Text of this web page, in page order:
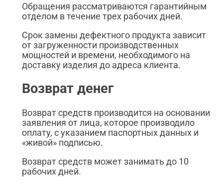
Обращения рассматриваются гарантийным
отделом в течение трех рабочих дней.
Срок замены дефектного продукта зависит
от загруженности производственных
мощностей и времени, необходимого на
доставку изделия до адреса клиента.
Возврат денег
Возврат средств производится на основании
заявления от лица, которое производило
оплату, с указанием паспортных данных и
«живой» подписью.
Возврат средств может занимать до 10
рабочих дней.